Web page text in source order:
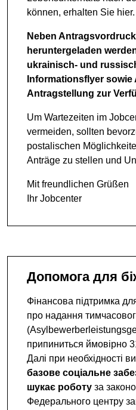
können, erhalten Sie hier.
Neben
heruntergeladen
ukrainisch- und
Informationsflyer
Antragstellung zur
Um Wartezeiten im
vermeiden, sollten
postalischen
Anträge zu stellen und
Mit freundlichen Grüßen
Ihr Jobcenter
Допомога для
Фінансова підтримка
про надання
припиниться ймовірно
Далі при необхідності
базове соціальне
шукає роботу за
Федерального центру